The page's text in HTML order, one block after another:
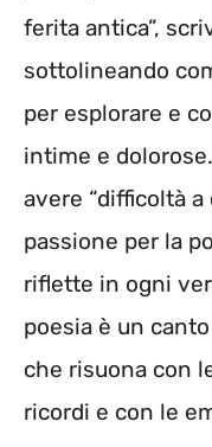
ferita antica”,
sottolineando
per esplorare e
intime e
avere “difficoltà a
passione per la
riflette in ogni
poesia è un
che risuona con
ricordi e con le